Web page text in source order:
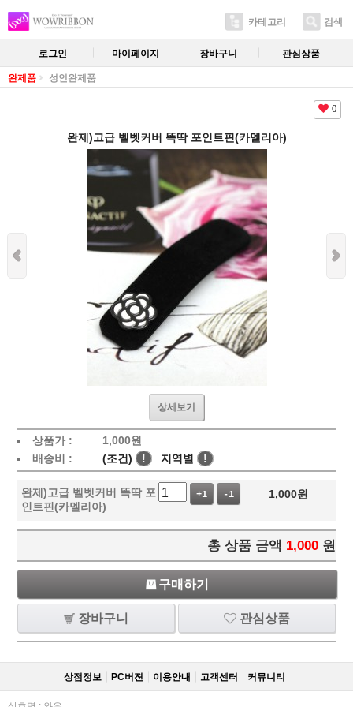
카테고리 검색
로그인 마이페이지 장바구니 관심상품
완제품 성인완제품
0
완제)고급 벨벳커버 똑딱 포인트핀(카멜리아)
상세보기
상품가 : 1,000원
배송비 :
(조건) ! 지역별 !
완제)고급 벨벳커버 똑딱 포
인트핀(카멜리아)
+1 -1 1,000원
총 상품 금액 1,000 원
구매하기
장바구니 관심상품
상점정보 PC버젼 이용안내 고객센터 커뮤니티